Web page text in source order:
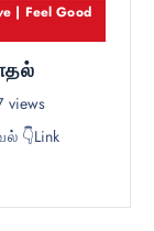
| Feel Good
views
👇Link